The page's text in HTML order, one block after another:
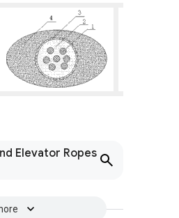
Elevator Ropes